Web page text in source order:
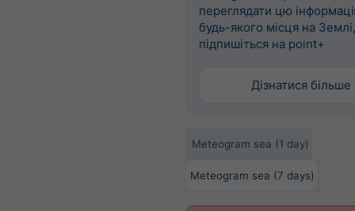
переглядати цю
будь-якого місця на Землі,
підпишіться на point+
Дізнатися більше
Meteogram sea (1 day)
Meteogram sea (7 days)